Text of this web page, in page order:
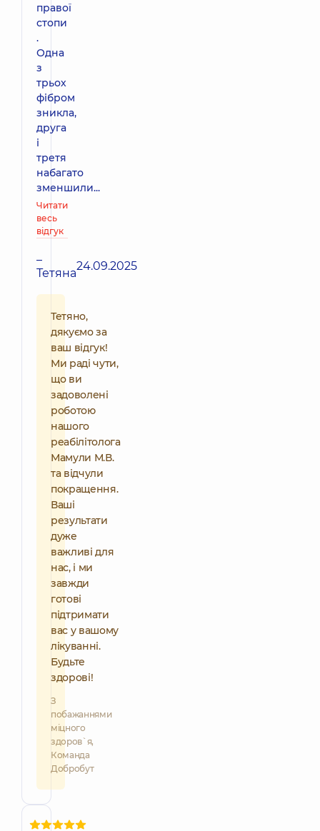
правої
стопи
.
Одна
з
трьох
фібром
зникла,
друга
і
третя
набагато
зменшили...
Читати
весь
відгук
–
Тетяна24.09.2025
Тетяно,
дякуємо за
ваш відгук!
Ми раді чути,
що ви
задоволені
роботою
нашого
реабілітолога
Мамули М.В.
та відчули
покращення.
Ваші
результати
дуже
важливі для
нас, і ми
завжди
готові
підтримати
вас у вашому
лікуванні.
Будьте
здорові!
З
побажаннями
міцного
здоров`я,
Команда
Добробут